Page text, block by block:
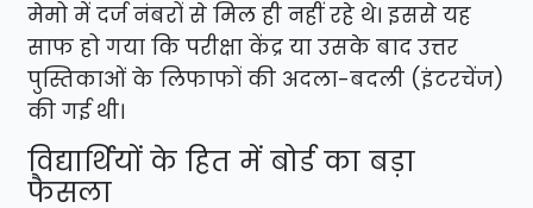
मेमो में दर्ज नंबरों से मिल ही नहीं रहे थे। इससे यह
साफ हो गया कि परीक्षा केंद्र या उसके बाद उत्तर
पुस्तिकाओं के लिफाफों की अदला-बदली (इंटरचेंज)
की गई थी।
​विद्यार्थियों के हित में बोर्ड का बड़ा
फैसला